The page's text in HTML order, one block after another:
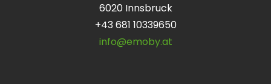
6020 Innsbruck
+43 681 10339650
info@emoby.at